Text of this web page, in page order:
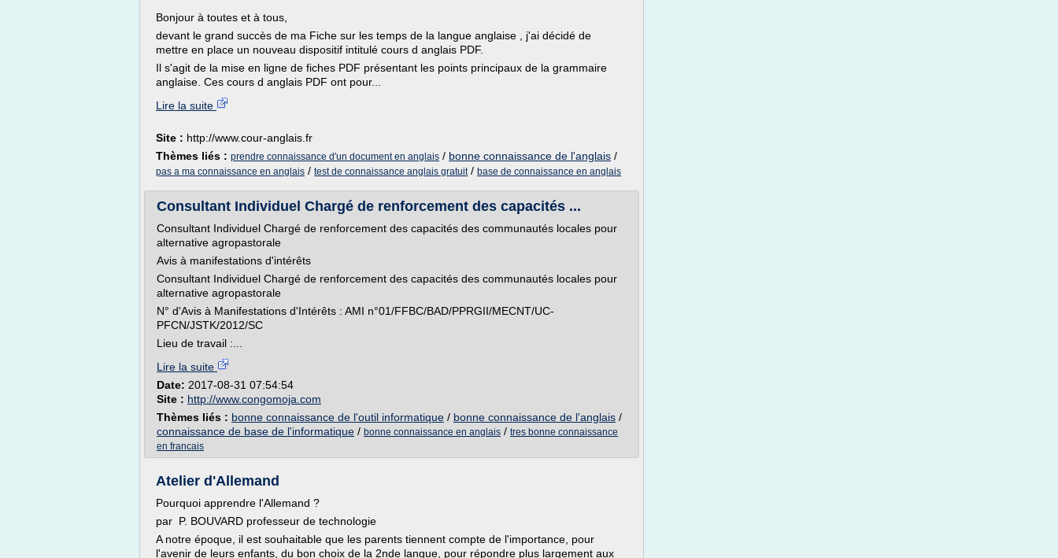
Bonjour à toutes et à tous,
devant le grand succès de ma Fiche sur les temps de la langue anglaise , j'ai décidé de
mettre en place un nouveau dispositif intitulé cours d anglais PDF.
Il s'agit de la mise en ligne de fiches PDF présentant les points principaux de la grammaire
anglaise. Ces cours d anglais PDF ont pour...
Lire la suite
Site : http://www.cour-anglais.fr
Thèmes liés : prendre connaissance d'un document en anglais / bonne connaissance de l'anglais /
pas a ma connaissance en anglais / test de connaissance anglais gratuit/ base de connaissance en anglais
Consultant Individuel Chargé de renforcement des capacités ...
Consultant Individuel Chargé de renforcement des capacités des communautés locales pour
alternative agropastorale
Avis à manifestations d'intérêts
Consultant Individuel Chargé de renforcement des capacités des communautés locales pour
alternative agropastorale
N° d'Avis à Manifestations d'Intérêts : AMI n°01/FFBC/BAD/PPRGII/MECNT/UC-
PFCN/JSTK/2012/SC
Lieu de travail :...
Lire la suite
Date: 2017-08-31 07:54:54
Site : http://www.congomoja.com
Thèmes liés : bonne connaissance de l'outil informatique / bonne connaissance de l'anglais /
connaissance de base de l'informatique / bonne connaissance en anglais / tres bonne connaissance
en francais
Atelier d'Allemand
Pourquoi apprendre l'Allemand ?
par P. BOUVARD professeur de technologie
A notre époque, il est souhaitable que les parents tiennent compte de l'importance, pour
l'avenir de leurs enfants, du bon choix de la 2nde langue, pour répondre plus largement aux